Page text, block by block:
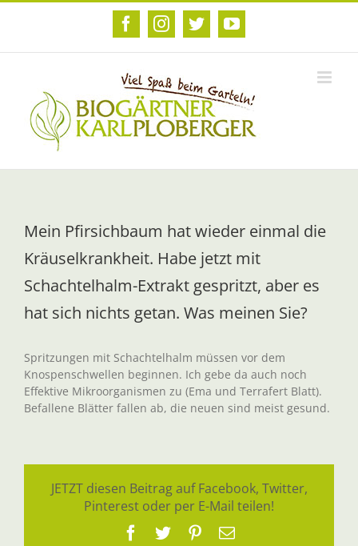
Zum
FacebookInstagram
TwitterYouTube
Mein Pfirsichbaum hat wieder einmal die
Kräuselkrankheit. Habe jetzt mit
Schachtelhalm-Extrakt gespritzt, aber es
hat sich nichts getan. Was meinen Sie?
Spritzungen mit Schachtelhalm müssen vor dem
Knospenschwellen beginnen. Ich gebe da auch noch
Effektive Mikroorganismen zu (Ema und Terrafert Blatt).
Befallene Blätter fallen ab, die neuen sind meist gesund.
JETZT diesen Beitrag auf Facebook, Twitter,
Pinterest oder per E-Mail teilen!
Facebook
TwitterPinterest
E-